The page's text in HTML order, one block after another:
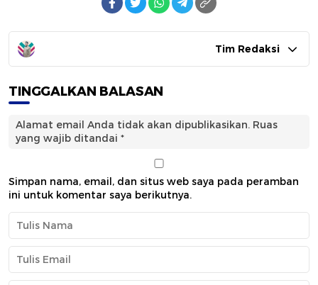
Tim Redaksi
TINGGALKAN BALASAN
Alamat email Anda tidak akan dipublikasikan. Ruas
yang wajib ditandai *
Simpan nama, email, dan situs web saya pada peramban
ini untuk komentar saya berikutnya.